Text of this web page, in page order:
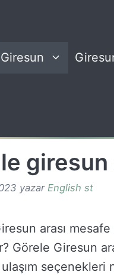
Giresun
giresun
yazar English st
arası
Görele Giresun
ulaşım